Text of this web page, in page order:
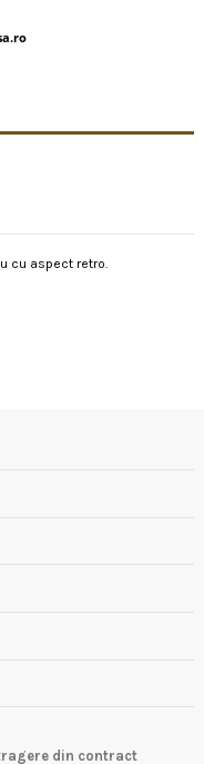
cu aspect retro.
din contract